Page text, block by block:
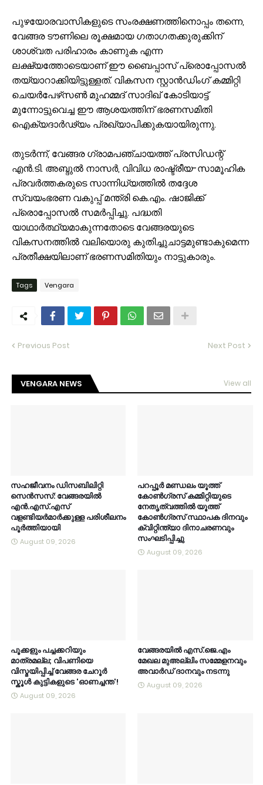
പുഴയോരവാസികളുടെ സംരക്ഷണത്തിനൊപ്പം തന്നെ,
വേങ്ങര ടൗണിലെ രൂക്ഷമായ ഗതാഗതക്കുരുക്കിന്
ശാശ്വത പരിഹാരം കാണുക എന്ന
ലക്ഷ്യത്തോടെയാണ് ഈ ബൈപ്പാസ് പ്രൊപ്പോസൽ
തയ്യാറാക്കിയിട്ടുള്ളത്. വികസന സ്റ്റാൻഡിംഗ് കമ്മിറ്റി
ചെയർപേഴ്‌സൺ മുഹമ്മദ് സാദിഖ് കോടിയാട്ട്
മുന്നോട്ടുവെച്ച ഈ ആശയത്തിന് ഭരണസമിതി
ഐക്യദാർഢ്യം പ്രഖ്യാപിക്കുകയായിരുന്നു.
തുടർന്ന്, വേങ്ങര ഗ്രാമപഞ്ചായത്ത് പ്രസിഡന്റ്
എൻ.ടി. അബ്ദുൽ നാസർ, വിവിധ രാഷ്ട്രീയ-സാമൂഹിക
പ്രവർത്തകരുടെ സാന്നിധ്യത്തിൽ തദ്ദേശ
സ്വയംഭരണ വകുപ്പ് മന്ത്രി കെ.എം. ഷാജിക്ക്
പ്രൊപ്പോസൽ സമർപ്പിച്ചു. പദ്ധതി
യാഥാർത്ഥ്യമാകുന്നതോടെ വേങ്ങരയുടെ
വികസനത്തിൽ വലിയൊരു കുതിച്ചുചാട്ടമുണ്ടാകുമെന്ന
പ്രതീക്ഷയിലാണ് ഭരണസമിതിയും നാട്ടുകാരും.
Tags Vengara
Previous Post Next Post
VENGARA NEWS View all
സഹജീവനം ഡിസബിലിറ്റി
സെൻസസ്: വേങ്ങരയിൽ
എൻ.എസ്.എസ്
വളണ്ടിയർമാർക്കുള്ള പരിശീലനം
പൂർത്തിയായി
August 09, 2026
പറപ്പൂർ മണ്ഡലം യൂത്ത്
കോൺഗ്രസ് കമ്മിറ്റിയുടെ
നേതൃത്വത്തിൽ യൂത്ത്
കോൺഗ്രസ് സ്ഥാപക ദിനവും
ക്വിറ്റിന്ത്യാ ദിനാചരണവും
സംഘടിപ്പിച്ചു
August 09, 2026
പൂക്കളും പച്ചക്കറിയും
മാത്രമല്ല; വിപണിയെ
വിസ്മയിപ്പിച്ച് വേങ്ങര ചേറൂർ
സ്കൂൾ കുട്ടികളുടെ 'ഓണച്ചന്ത'!
August 09, 2026
വേങ്ങരയിൽ എസ്.ജെ.എം
മേഖല മുഅല്ലിം സമ്മേളനവും
അവാർഡ് ദാനവും നടന്നു
August 09, 2026